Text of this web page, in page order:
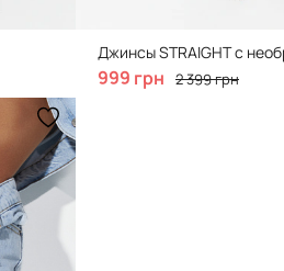
999 грн 2 399 грн